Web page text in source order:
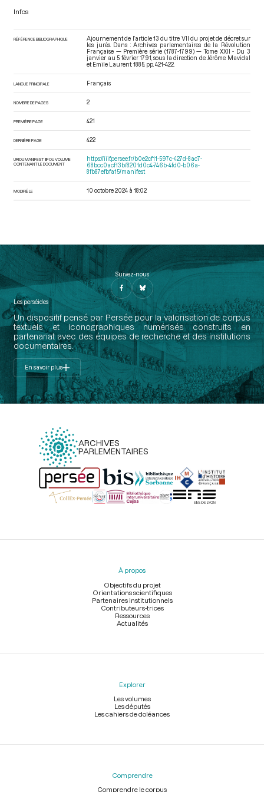
Infos
RÉFÉRENCE BIBLIOGRAPHIQUE
Ajournement de l’article 13 du titre VII du projet de décret sur
les jurés. Dans : Archives parlementaires de la Révolution
Française — Première série (1787-1799) — Tome XXII - Du 3
janvier au 5 février 1791 , sous la direction de Jérôme Mavidal
et Emile Laurent. 1885. pp. 421-422.
LANGUE PRINCIPALE Français
NOMBRE DE PAGES 2
PREMIÈRE PAGE 421
DERNIÈRE PAGE 422
URI DU MANIFEST IIIF DU VOLUME
CONTENANT LE DOCUMENT
https://iiif.persee.fr/b0e2cf11-597c-427d-8ac7-
68bcc0acf13b/8201d0c4-746b-4fd0-b06a-
8fb87efbfa15/manifest
MODIFIÉ LE 10 octobre 2024 à 18:02
Suivez-nous
Les perséides
Un dispositif pensé par Persée pour la valorisation de corpus
textuels et iconographiques numérisés construits en
partenariat avec des équipes de recherche et des institutions
documentaires.
En savoir plus
ARCHIVES
PARLEMENTAIRES
Menu
À propos
Objectifs du projet
Orientations scientifiques
Partenaires institutionnels
Contributeurs-trices
Ressources
Actualités
Explorer
Les volumes
Les députés
Les cahiers de doléances
Comprendre
Comprendre le corpus